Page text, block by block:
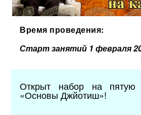
Время проведения:
Старт занятий 1 февраля
Открыт набор на пятую
«Основы Джйотиш»!